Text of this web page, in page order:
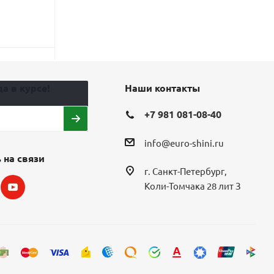
связи
Наши контакты
+7 981 081-08-40
info@euro-shini.ru
г. Санкт-Петербург,
Коли-Томчака 28 лит З